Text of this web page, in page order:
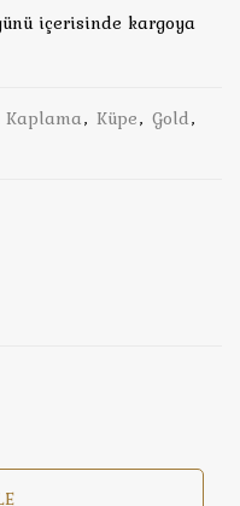
içerisinde kargoya
Kaplama, Küpe, Gold,